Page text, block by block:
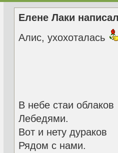
Елене Лаки
Алис, ухохоталась
В небе стаи облаков
Лебедями.
Вот и нету дураков
Рядом с нами.